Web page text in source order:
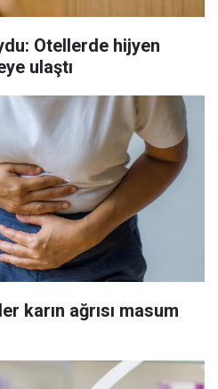
Otellerde hijyen
ulaştı
karın ağrısı masum